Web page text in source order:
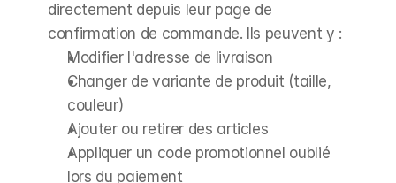
directement depuis leur page de
confirmation de commande. Ils peuvent y :
Modifier l'adresse de livraison
Changer de variante de produit (taille,
couleur)
Ajouter ou retirer des articles
Appliquer un code promotionnel oublié
lors du paiement